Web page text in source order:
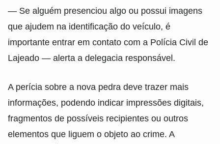
— Se alguém presenciou algo ou possui imagens
que ajudem na identificação do veículo, é
importante entrar em contato com a Polícia Civil de
Lajeado — alerta a delegacia responsável.
A perícia sobre a nova pedra deve trazer mais
informações, podendo indicar impressões digitais,
fragmentos de possíveis recipientes ou outros
elementos que liguem o objeto ao crime. A